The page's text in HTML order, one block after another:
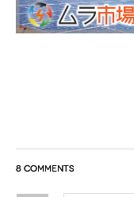
8 COMMENTS